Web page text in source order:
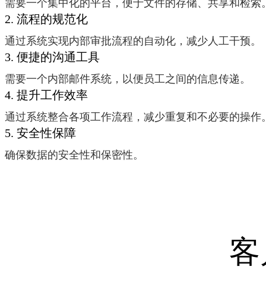
需要一个集中化的平台，便于文件的存储、共享和检索
2. 流程的规范化
通过系统实现内部审批流程的自动化，减少人工干预。
3. 便捷的沟通工具
需要一个内部邮件系统，以便员工之间的信息传递。
4. 提升工作效率
通过系统整合各项工作流程，减少重复和不必要的操作
5. 安全性保障
确保数据的安全性和保密性。